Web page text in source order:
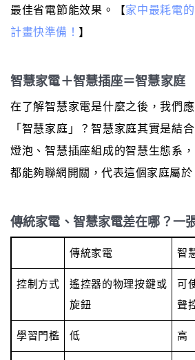
最佳省電節能效果。【家中最耗電
計畫快準備！ 】
智慧家電＋智慧插座＝智慧家庭
在了解智慧家電是什麼之後，我們
「智慧家庭」？智慧家庭其實是結
燈泡、智慧插座組成的智慧生態系
都能夠聯網開關，代表這個家庭屬於
傳統家電、智慧家電差在哪？一
傳統家電 智
控制方式
遙控器的物理按鍵或
旋鈕
可
聲
學習門檻 低 高